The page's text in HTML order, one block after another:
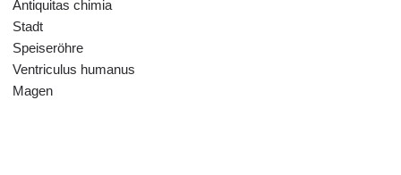
Antiquitas chimia
Stadt
Speiseröhre
Ventriculus humanus
Magen